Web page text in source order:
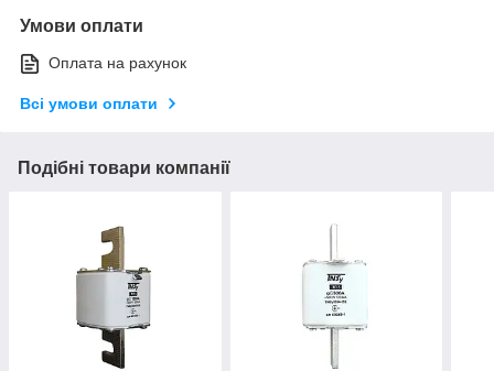
Умови оплати
Оплата на рахунок
Всі умови оплати
Подібні товари компанії